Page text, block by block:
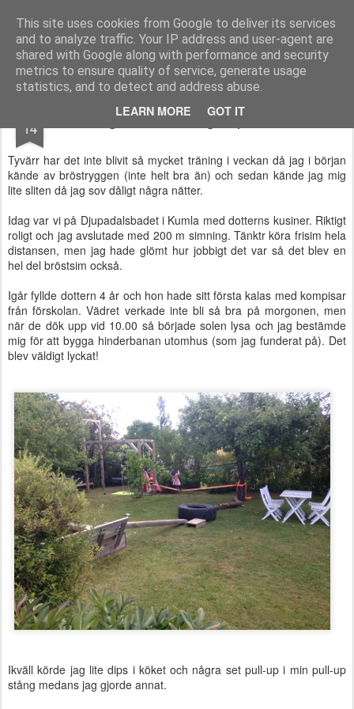
This site uses cookies from Google to deliver its services
and to analyze traffic. Your IP address and user-agent are
shared with Google along with performance and security
metrics to ensure quality of service, generate usage
statistics, and to detect and address abuse.
LEARN MORE GOT IT
Functional Fitness by Mattias - Träningsinspiration & träningsfilmer
Pages
14 Simning och sista dagen på semestern
Tyvärr har det inte blivit så mycket träning i veckan då jag i början
kände av bröstryggen (inte helt bra än) och sedan kände jag mig
lite sliten då jag sov dåligt några nätter.
Idag var vi på Djupadalsbadet i Kumla med dotterns kusiner. Riktigt
roligt och jag avslutade med 200 m simning. Tänktr köra frisim hela
distansen, men jag hade glömt hur jobbigt det var så det blev en
hel del bröstsim också.
Igår fyllde dottern 4 år och hon hade sitt första kalas med kompisar
från förskolan. Vädret verkade inte bli så bra på morgonen, men
när de dök upp vid 10.00 så började solen lysa och jag bestämde
mig för att bygga hinderbanan utomhus (som jag funderat på). Det
blev väldigt lyckat!
Ikväll körde jag lite dips i köket och några set pull-up i min pull-up
stång medans jag gjorde annat.